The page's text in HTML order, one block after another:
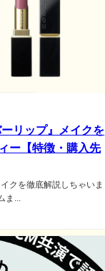
リップ』メイクを
ー【特徴・購入先
クを徹底解説しちゃいま
...